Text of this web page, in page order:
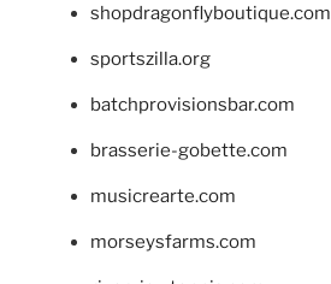
shopdragonflyboutique.com
sportszilla.org
batchprovisionsbar.com
brasserie-gobette.com
musicrearte.com
morseysfarms.com